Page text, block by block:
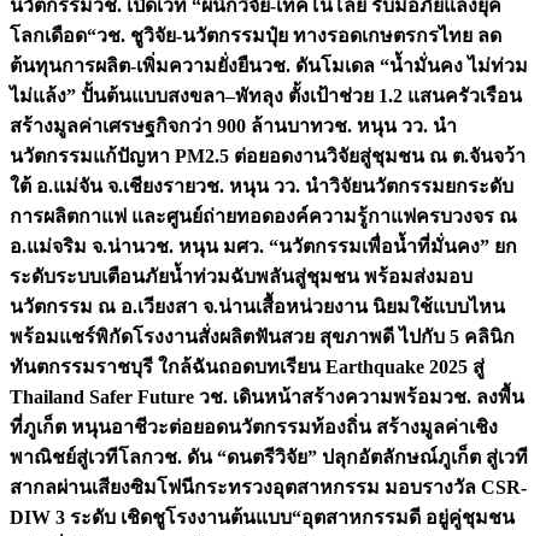
นวัตกรรมวช. เปิดเวที “ผนึกวิจัย-เทคโนโลยี รับมือภัยแล้งยุค
โลกเดือด“วช. ชูวิจัย-นวัตกรรมปุ๋ย ทางรอดเกษตรกรไทย ลด
ต้นทุนการผลิต-เพิ่มความยั่งยืนวช. ดันโมเดล “น้ำมั่นคง ไม่ท่วม
ไม่แล้ง” ปั้นต้นแบบสงขลา–พัทลุง ตั้งเป้าช่วย 1.2 แสนครัวเรือน
สร้างมูลค่าเศรษฐกิจกว่า 900 ล้านบาทวช. หนุน วว. นำ
นวัตกรรมแก้ปัญหา PM2.5 ต่อยอดงานวิจัยสู่ชุมชน ณ ต.จันจว้า
ใต้ อ.แม่จัน จ.เชียงรายวช. หนุน วว. นำวิจัยนวัตกรรมยกระดับ
การผลิตกาแฟ และศูนย์ถ่ายทอดองค์ความรู้กาแฟครบวงจร ณ
อ.แม่จริม จ.น่านวช. หนุน มศว. “นวัตกรรมเพื่อน้ำที่มั่นคง” ยก
ระดับระบบเตือนภัยน้ำท่วมฉับพลันสู่ชุมชน พร้อมส่งมอบ
นวัตกรรม ณ อ.เวียงสา จ.น่านเสื้อหน่วยงาน นิยมใช้แบบไหน
พร้อมแชร์พิกัดโรงงานสั่งผลิตฟันสวย สุขภาพดี ไปกับ 5 คลินิก
ทันตกรรมราชบุรี ใกล้ฉันถอดบทเรียน Earthquake 2025 สู่
Thailand Safer Future วช. เดินหน้าสร้างความพร้อมวช. ลงพื้น
ที่ภูเก็ต หนุนอาชีวะต่อยอดนวัตกรรมท้องถิ่น สร้างมูลค่าเชิง
พาณิชย์สู่เวทีโลกวช. ดัน “ดนตรีวิจัย” ปลุกอัตลักษณ์ภูเก็ต สู่เวที
สากลผ่านเสียงซิมโฟนีกระทรวงอุตสาหกรรม มอบรางวัล CSR-
DIW 3 ระดับ เชิดชูโรงงานต้นแบบ“อุตสาหกรรมดี อยู่คู่ชุมชน